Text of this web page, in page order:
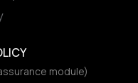
module)